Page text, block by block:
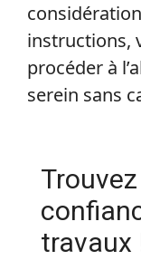
instructions,
procéder à
serein sans
travaux